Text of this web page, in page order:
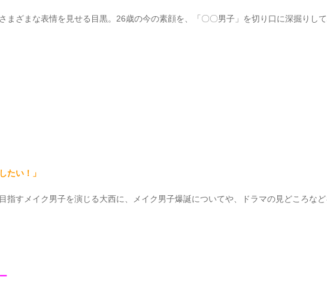
まざまな表情を見せる目黒。26歳の今の素顔を、「〇〇男子」を切り口に深掘りして
たい！」
指すメイク男子を演じる大西に、メイク男子爆誕についてや、ドラマの見どころな